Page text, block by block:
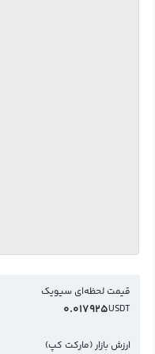
قیمت لحظه‌ای سیویک
USDT
0.017925
ارزش بازار (مارکت کپ)